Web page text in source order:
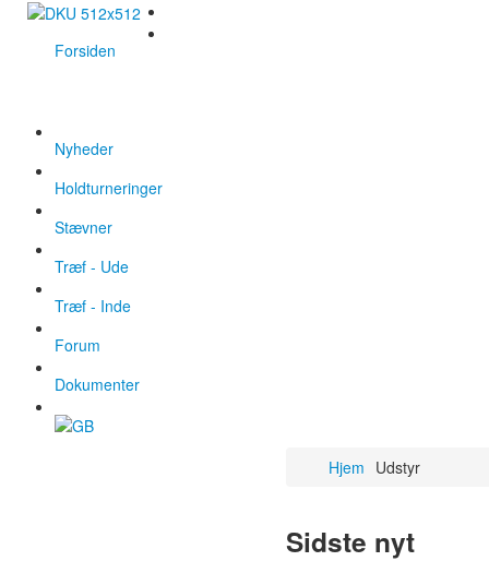
Forsiden
Nyheder
Holdturneringer
Stævner
Træf - Ude
Træf - Inde
Forum
Dokumenter
Hjem Udstyr
Sidste nyt